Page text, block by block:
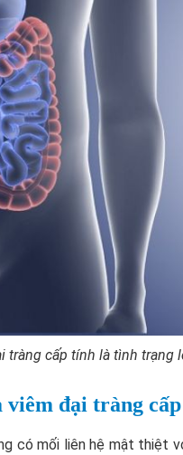
tràng cấp tính là tình trạng
viêm đại tràng
có mối liên hệ mật thiệt